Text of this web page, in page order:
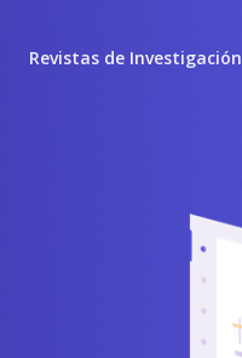
Revistas de Investigación